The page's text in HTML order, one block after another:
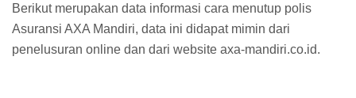
Berikut merupakan data informasi cara menutup polis
Asuransi AXA Mandiri, data ini didapat mimin dari
penelusuran online dan dari website axa-mandiri.co.id.